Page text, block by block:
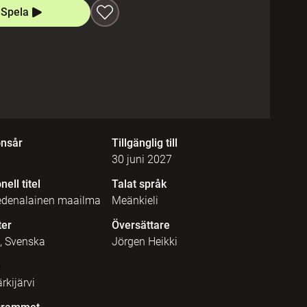
Spela
Tillgänglig till
30 juni 2027
titel
maailma
Talat språk
Meänkieli
Svenska
Översättare
Jörgen Heikki